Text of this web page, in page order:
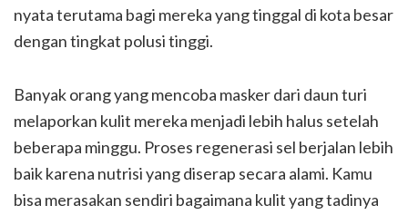
nyata terutama bagi mereka yang tinggal di kota besar
dengan tingkat polusi tinggi.
Banyak orang yang mencoba masker dari daun turi
melaporkan kulit mereka menjadi lebih halus setelah
beberapa minggu. Proses regenerasi sel berjalan lebih
baik karena nutrisi yang diserap secara alami. Kamu
bisa merasakan sendiri bagaimana kulit yang tadinya